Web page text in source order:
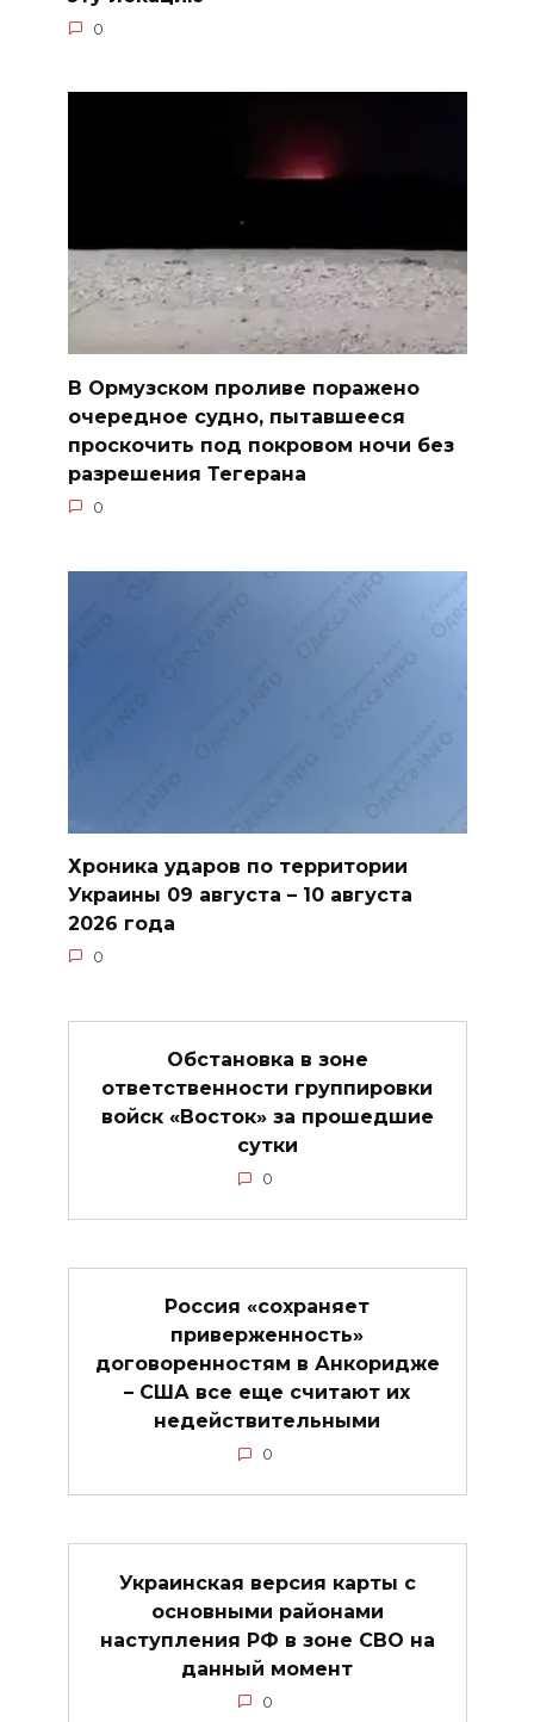
0
В Ормузском проливе поражено
очередное судно, пытавшееся
проскочить под покровом ночи без
разрешения Тегерана
0
Хроника ударов по территории
Украины 09 августа – 10 августа
2026 года
0
Обстановка в зоне
ответственности группировки
войск «Восток» за прошедшие
сутки
0
Россия «сохраняет
приверженность»
договоренностям в Анкоридже
– США все еще считают их
недействительными
0
Украинская версия карты с
основными районами
наступления РФ в зоне СВО на
данный момент
0